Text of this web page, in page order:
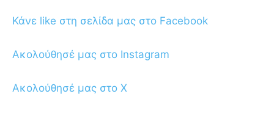
Κάνε like στη σελίδα μας στο Facebook
Ακολούθησέ μας στο Instagram
Ακολούθησέ μας στο X